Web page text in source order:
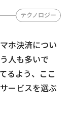
テクノロジー
ホ決済につい
人も多いで
るよう、ここ
ービスを選ぶ